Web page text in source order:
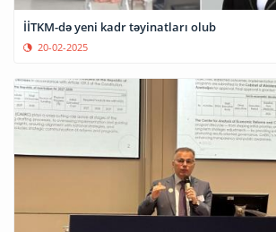
İİTKM-də yeni kadr təyinatları olub
20-02-2025